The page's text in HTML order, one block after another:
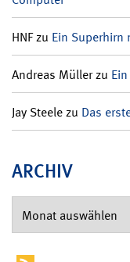
HNFzu Ein Superhirn
Andreas Müllerzu
Jay Steelezu Das
ARCHIV